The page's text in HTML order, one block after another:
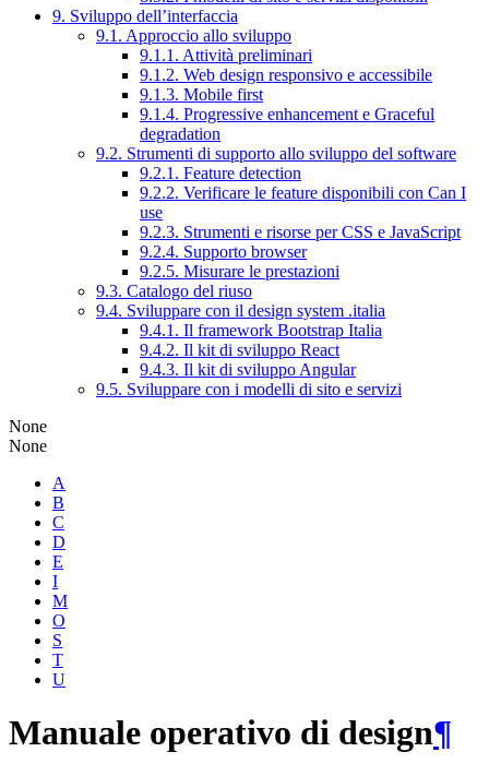
9. Sviluppo dell’interfaccia
9.1. Approccio allo sviluppo
9.1.1. Attività preliminari
9.1.2. Web design responsivo e accessibile
9.1.3. Mobile first
9.1.4. Progressive enhancement e Graceful
degradation
9.2. Strumenti di supporto allo sviluppo del software
9.2.1. Feature detection
9.2.2. Verificare le feature disponibili con Can I
use
9.2.3. Strumenti e risorse per CSS e JavaScript
9.2.4. Supporto browser
9.2.5. Misurare le prestazioni
9.3. Catalogo del riuso
9.4. Sviluppare con il design system .italia
9.4.1. Il framework Bootstrap Italia
9.4.2. Il kit di sviluppo React
9.4.3. Il kit di sviluppo Angular
9.5. Sviluppare con i modelli di sito e servizi
None
None
A
B
C
D
E
I
M
O
S
T
U
Manuale operativo di design¶